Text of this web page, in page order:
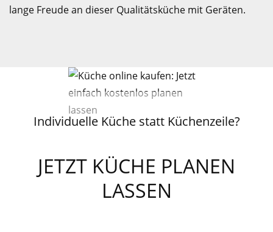
lange Freude an dieser Qualitätsküche mit Geräten.
Individuelle Küche statt Küchenzeile?
JETZT KÜCHE PLANEN
LASSEN